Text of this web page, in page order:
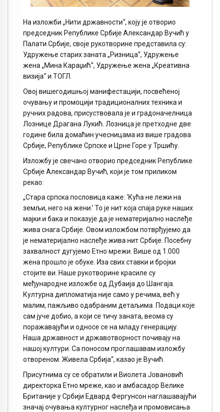
На изложби „Нити државности“, коју је отворио
председник Републике Србије Aлександар Вучић у
Палати Србије, своје рукотворине представила су:
Удружење старих заната „Ризница“, Удружење
жена „Мина Караџић“, Удружење жена „Креативна
визија“ и ТОГЛ.
Овој вишегодишњој манифестацији, посвећеној
очувању и промоцији традиционалних техника и
ручних радова, присуствовала је и градоначелница
Лознице Драгана Лукић. Лозница је претходне две
године била домаћин учесницама из више градова
Србије, Републике Српске и Црне Горе у Тршићу.
Изложбу је свечано отворио председник Републике
Србије Aлександар Вучић, који је том приликом
рекао:
„Стара српска пословица каже: ‘Кућа не лежи на
земљи, него на жени.’ То је нит која спаја руке наших
мајки и бака и показује да је нематеријално наслеђе
жива снага Србије. Овом изложбом потврђујемо да
је нематеријално наслеђе жива нит Србије. Посебну
захвалност дугујемо Eтно мрежи. Више од 1.000
жена прошло је обуке. Иза свих ставки и бројки
стојите ви. Наше рукотворине красиле су
међународне изложбе од Дубаија до Шангаја.
Културна дипломатија није само у речима, већ у
малим, пажљиво одабраним детаљима. Подаци које
сам јуче добио, а који се тичу заната, веома су
поражавајући и односе се на младу генерацију.
Наша државност и државотворност почивају на
нашој култури. Са поносом проглашавам изложбу
отвореном. Живела Србија“, казао је Вучић.
Присутнима су се обратили и Виолета Јовановић
директорка Етно мреже, као и амбасадор Велике
Британије у Србији Eдвард Фергунсон наглашавајући
значај очувања културног наслеђа и промовисања